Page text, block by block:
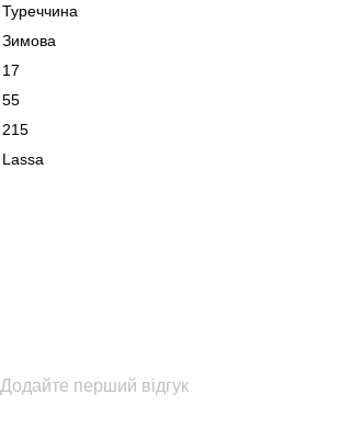
Туреччина
Зимова
17
55
215
Lassa
Додайте перший відгук